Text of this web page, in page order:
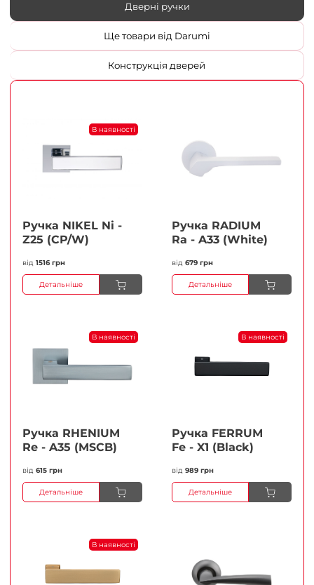
Дверні ручки
Ще товари від Darumi
Конструкція дверей
В наявності
Ручка NIKEL Ni -
Z25 (CP/W)
від 1516 грн
Детальніше
Ручка RADIUM
Ra - A33 (White)
від 679 грн
Детальніше
В наявності
Ручка RHENIUM
Re - A35 (MSCB)
від 615 грн
Детальніше
В наявності
Ручка FERRUМ
Fe - X1 (Black)
від 989 грн
Детальніше
В наявності